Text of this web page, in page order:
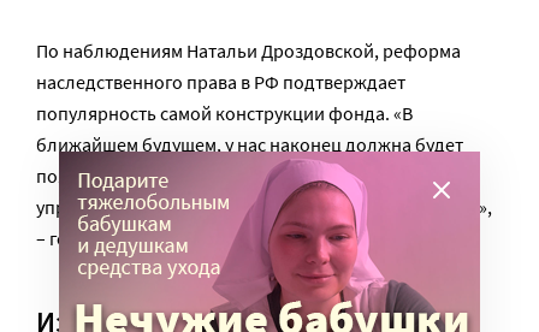
По наблюдениям Натальи Дроздовской, реформа
наследственного права в РФ подтверждает
популярность самой конструкции фонда. «В
ближайшем будущем, у нас наконец должна будет
появиться первая практика по созданию и
управлению личными и наследственными фондами»,
– говорит юрист.
Из АНО – в фонд: опыт «Альцруса»